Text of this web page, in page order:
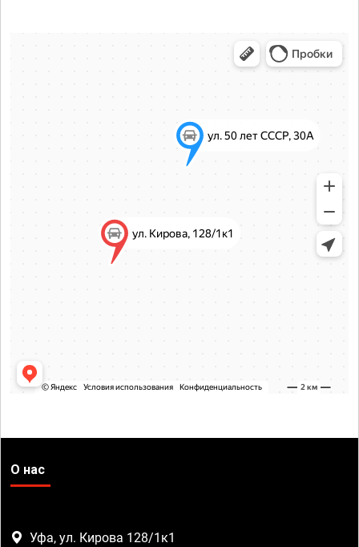
О нас
Уфа, ул. Кирова 128/1к1